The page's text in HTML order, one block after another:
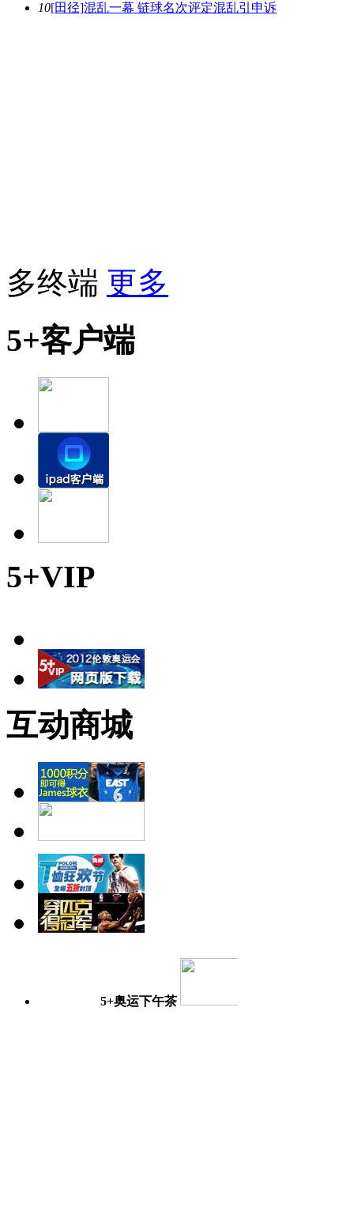
10[田径]混乱一幕 链球名次评定混乱引申诉
多终端 更多
5+客户端
5+VIP
互动商城
5+奥运下午茶